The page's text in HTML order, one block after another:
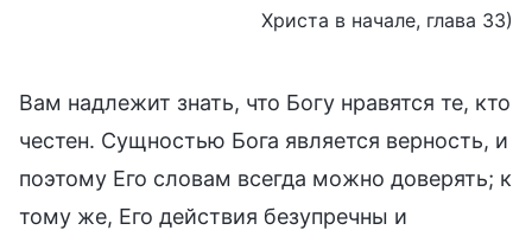
Христа в начале, глава 33)
Вам надлежит знать, что Богу нравятся те, кто
честен. Сущностью Бога является верность, и
поэтому Его словам всегда можно доверять; к
тому же, Его действия безупречны и